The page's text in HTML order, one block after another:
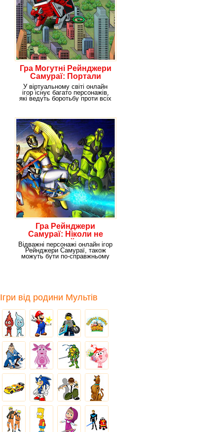
Гра Могутні Рейнджери
Самураї: Портали
влади
У віртуальному світі онлайн
ігор існує багато персонажів,
які ведуть боротьбу проти всіх
Гра Рейнджери
Самураї: Ніколи не
здавайся
Відважні персонажі онлайн ігор
Рейнджери Самураї, також
можуть бути по-справжньому
Ігри від родини Мультів